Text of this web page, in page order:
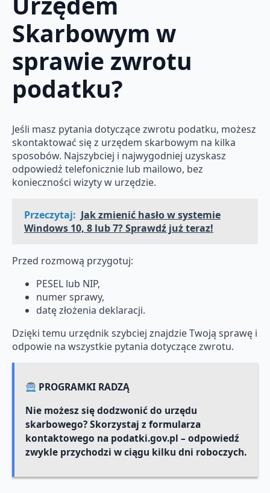
Skarbowym w
sprawie zwrotu
podatku?
Jeśli masz pytania dotyczące zwrotu podatku, możesz
skontaktować się z urzędem skarbowym na kilka
sposobów. Najszybciej i najwygodniej uzyskasz
odpowiedź telefonicznie lub mailowo, bez
konieczności wizyty w urzędzie.
Przeczytaj: Jak zmienić hasło w systemie
Windows 10, 8 lub 7? Sprawdź już teraz!
Przed rozmową przygotuj:
PESEL lub NIP,
numer sprawy,
datę złożenia deklaracji.
Dzięki temu urzędnik szybciej znajdzie Twoją sprawę i
odpowie na wszystkie pytania dotyczące zwrotu.
PROGRAMKI RADZĄ
Nie możesz się dodzwonić do urzędu
skarbowego? Skorzystaj z formularza
kontaktowego na podatki.gov.pl – odpowiedź
zwykle przychodzi w ciągu kilku dni roboczych.